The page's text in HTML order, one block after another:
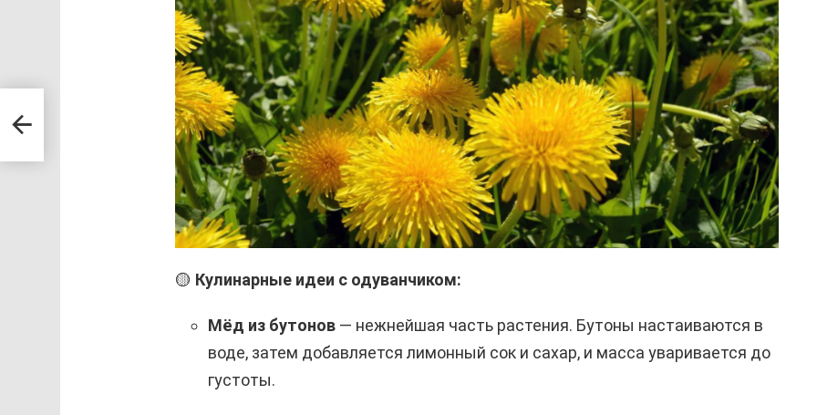
🟡 Кулинарные идеи с одуванчиком:
Мёд из бутонов — нежнейшая часть растения. Бутоны настаиваются в
воде, затем добавляется лимонный сок и сахар, и масса уваривается до
густоты.